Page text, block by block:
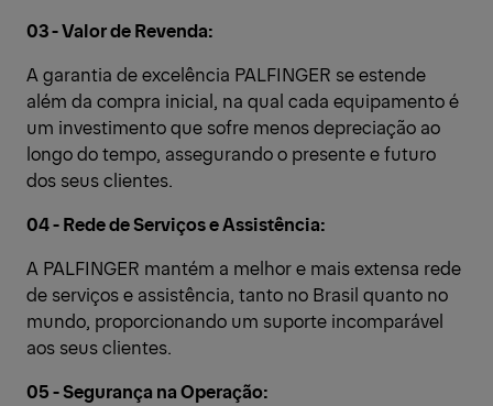
03 - Valor de Revenda:
A garantia de excelência PALFINGER se estende
além da compra inicial, na qual cada equipamento é
um investimento que sofre menos depreciação ao
longo do tempo, assegurando o presente e futuro
dos seus clientes.
04 - Rede de Serviços e Assistência:
A PALFINGER mantém a melhor e mais extensa rede
de serviços e assistência, tanto no Brasil quanto no
mundo, proporcionando um suporte incomparável
aos seus clientes.
05 - Segurança na Operação: